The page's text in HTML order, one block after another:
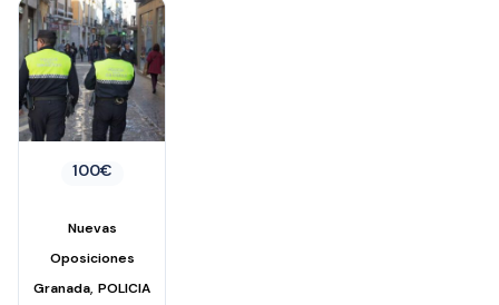
100€
Nuevas
Oposiciones
Granada,POLICIA